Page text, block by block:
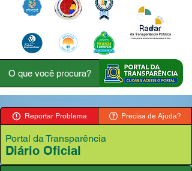
Reportar Problema Precisa de Ajuda?
Portal da Transparência
Diário Oficial